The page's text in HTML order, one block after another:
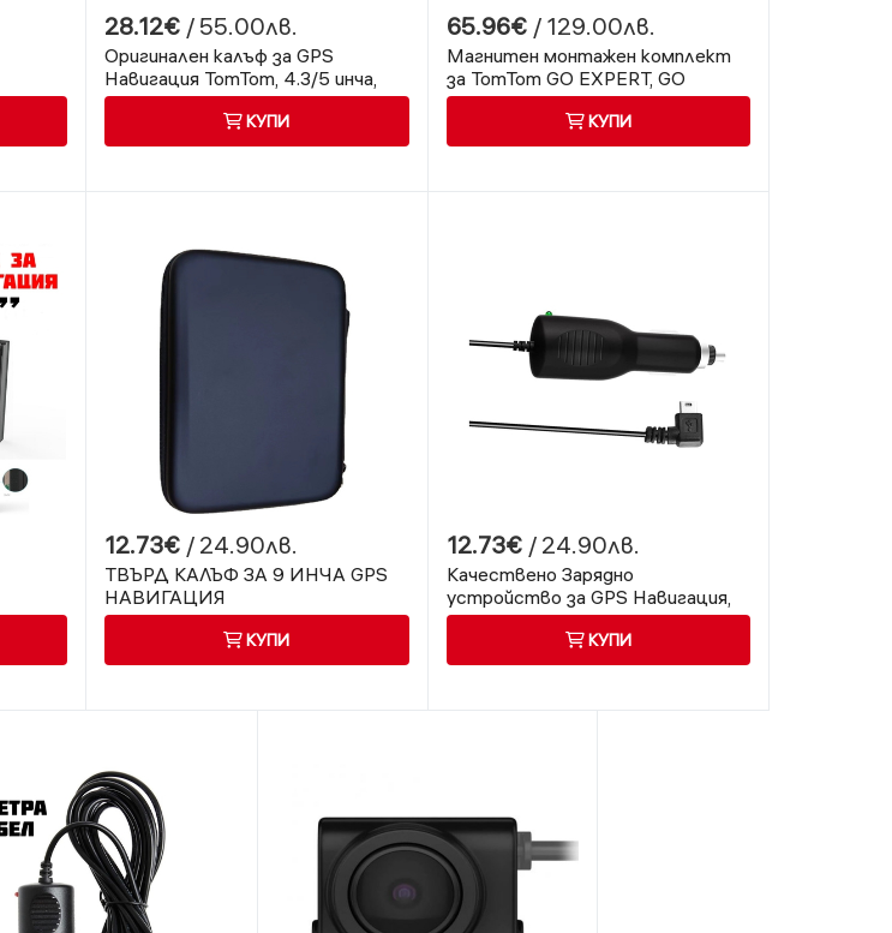
28.12€ / 55.00лв.
Оригинален калъф за GPS
Навигация TomTom, 4.3/5 инча,
Текстил, Тъмно сив
КУПИ
65.96€ / 129.00лв.
Магнитен монтажен комплект
за TomTom GO EXPERT, GO
DISCOVER, GO CAMPER MAX
КУПИ
12.73€ / 24.90лв.
ТВЪРД КАЛЪФ ЗА 9 ИНЧА GPS
НАВИГАЦИЯ
КУПИ
12.73€ / 24.90лв.
Качествено Зарядно
устройство за GPS Навигация,
12-24 волта
КУПИ